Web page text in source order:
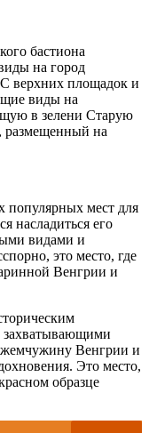
бастиона
на город
верхних площадок и
виды на
в зелени Старую
размещенный на
популярных мест для
насладиться его
видами и
это место, где
Венгрии и
захватывающими
жемчужину Венгрии и
Это место,
образце